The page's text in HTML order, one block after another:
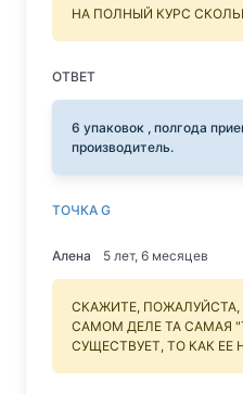
НА ПОЛНЫЙ КУРС
ОТВЕТ
6 упаковок , полгода
производитель.
ТОЧКА G
Алена 5 лет, 6 месяцев
СКАЖИТЕ,
САМОМ ДЕЛЕ ТА САМАЯ
СУЩЕСТВУЕТ, ТО КАК ЕЕ